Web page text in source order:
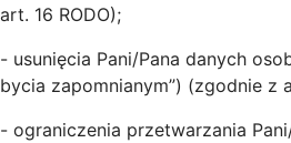
art. 16 RODO);
- usunięcia Pani/Pana danych
bycia zapomnianym”) (zgodnie z
- ograniczenia przetwarzania